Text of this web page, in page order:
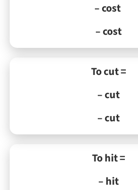
– cost
– cost
To cut =
– cut
– cut
To hit =
– hit